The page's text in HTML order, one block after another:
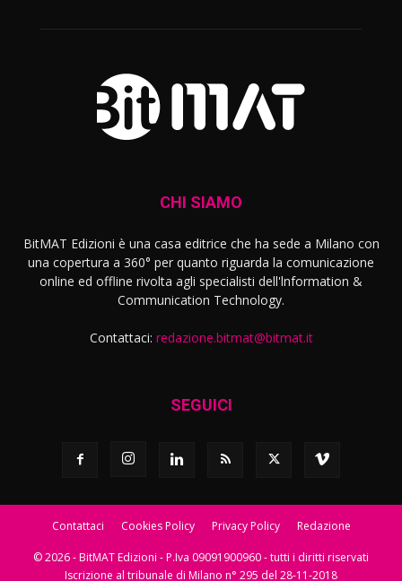
CHI SIAMO
BitMAT Edizioni è una casa editrice che ha sede a Milano con
una copertura a 360° per quanto riguarda la comunicazione
online ed offline rivolta agli specialisti dell'lnformation &
Communication Technology.
Contattaci: redazione.bitmat@bitmat.it
SEGUICI
Contattaci Cookies Policy Privacy Policy Redazione
© 2026 - BitMAT Edizioni - P.Iva 09091900960 - tutti i diritti riservati
Iscrizione al tribunale di Milano n° 295 del 28-11-2018